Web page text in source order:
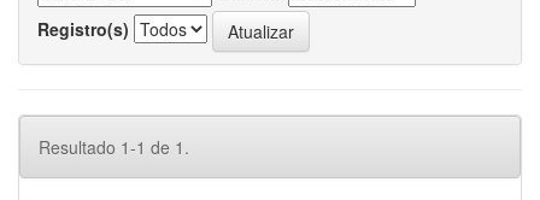
Registro(s)
Resultado 1-1 de 1.